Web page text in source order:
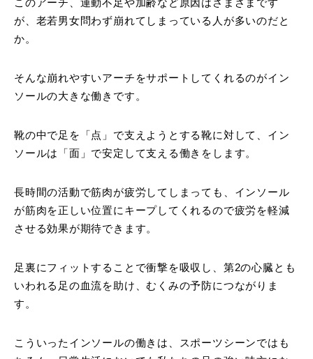
このアーチ、運動不足や加齢など原因はさまざまです
が、老若男女問わず崩れてしまっている人が多いのだと
か。
そんな崩れやすいアーチをサポートしてくれるのがイン
ソールの大きな働きです。
靴の中で足を「点」で支えようとする靴に対して、イン
ソールは「面」で安定して支える働きをします。
長時間の活動で筋肉が疲労してしまっても、インソール
が筋肉を正しい位置にキープしてくれるので疲労を軽減
させる効果が期待できます。
足裏にフィットすることで衝撃を吸収し、第2の心臓とも
いわれる足の血流を助け、むくみの予防につながりま
す。
こういったインソールの働きは、スポーツシーンではも